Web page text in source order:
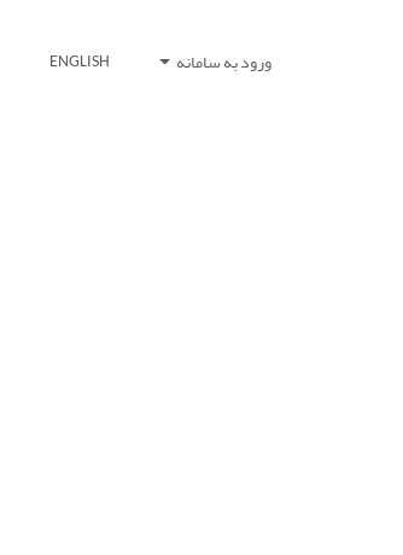
ورود به سامانه ENGLISH